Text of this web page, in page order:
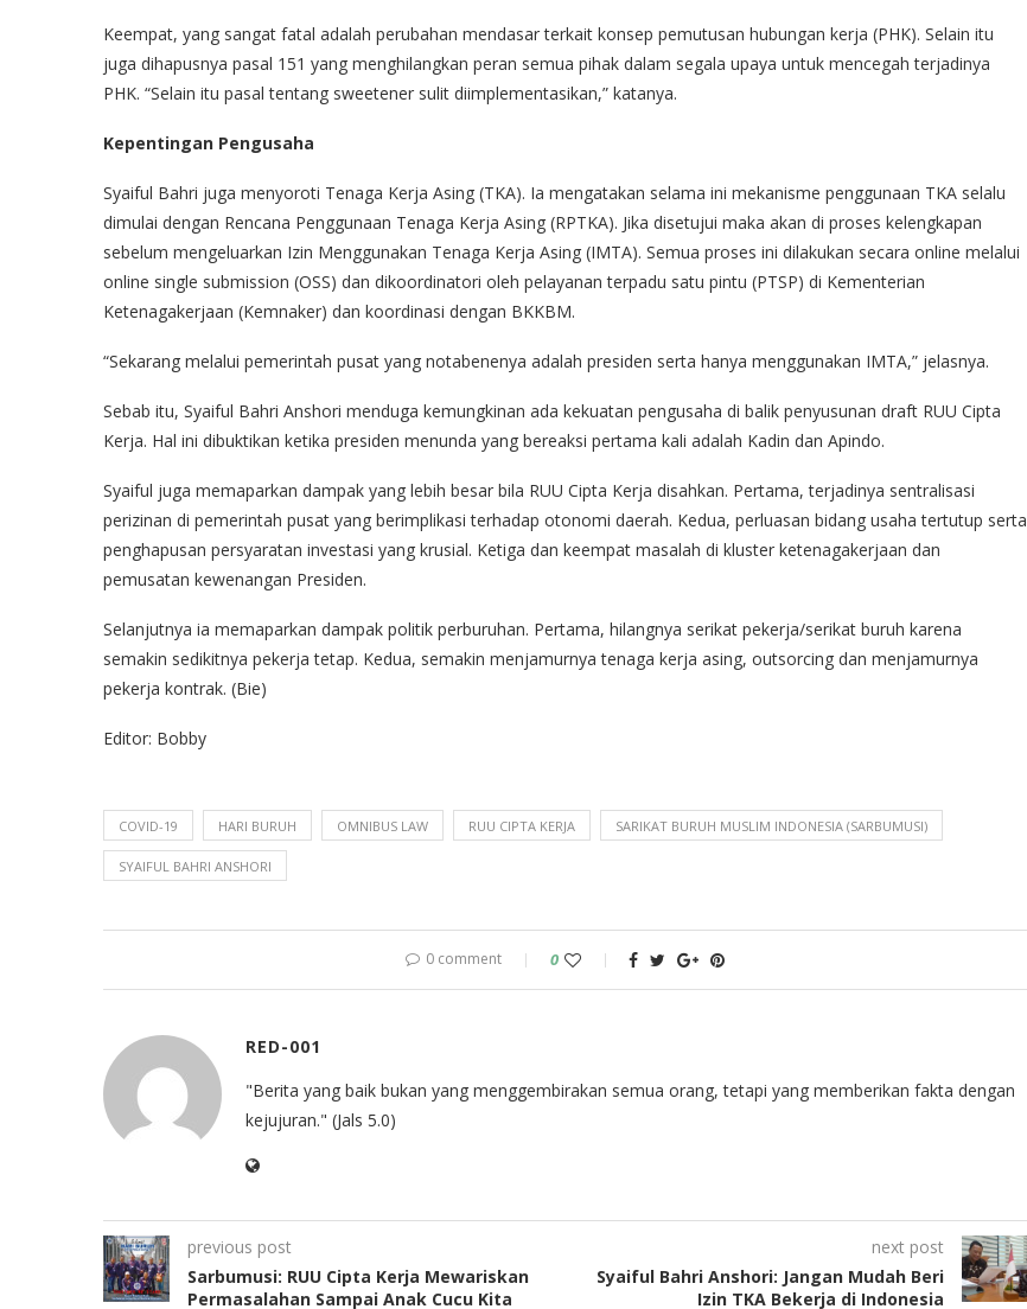
Keempat, yang sangat fatal adalah perubahan mendasar terkait konsep pemutusan hubungan kerja (PHK). Selain itu
juga dihapusnya pasal 151 yang menghilangkan peran semua pihak dalam segala upaya untuk mencegah terjadinya
PHK. “Selain itu pasal tentang sweetener sulit diimplementasikan,” katanya.
Kepentingan Pengusaha
Syaiful Bahri juga menyoroti Tenaga Kerja Asing (TKA). Ia mengatakan selama ini mekanisme penggunaan TKA selalu
dimulai dengan Rencana Penggunaan Tenaga Kerja Asing (RPTKA). Jika disetujui maka akan di proses kelengkapan
sebelum mengeluarkan Izin Menggunakan Tenaga Kerja Asing (IMTA). Semua proses ini dilakukan secara online melalui
online single submission (OSS) dan dikoordinatori oleh pelayanan terpadu satu pintu (PTSP) di Kementerian
Ketenagakerjaan (Kemnaker) dan koordinasi dengan BKKBM.
“Sekarang melalui pemerintah pusat yang notabenenya adalah presiden serta hanya menggunakan IMTA,” jelasnya.
Sebab itu, Syaiful Bahri Anshori‎ menduga kemungkinan ada kekuatan pengusaha di balik penyusunan draft RUU Cipta
Kerja. Hal ini dibuktikan ketika presiden menunda yang bereaksi pertama kali adalah Kadin dan Apindo.
Syaiful juga memaparkan dampak yang lebih besar bila RUU Cipta Kerja disahkan. Pertama, terjadinya sentralisasi
perizinan di pemerintah pusat yang berimplikasi terhadap otonomi daerah. Kedua, perluasan bidang usaha tertutup serta
penghapusan persyaratan investasi yang krusial. Ketiga dan keempat masalah di kluster ketenagakerjaan dan
pemusatan kewenangan Presiden.
Selanjutnya ia memaparkan dampak politik perburuhan. Pertama, hilangnya serikat pekerja/serikat buruh karena
semakin sedikitnya pekerja tetap. Kedua, semakin menjamurnya tenaga kerja asing, outsorcing dan menjamurnya
pekerja kontrak. (Bie)
Editor: Bobby
COVID-19 HARI BURUH OMNIBUS LAW RUU CIPTA KERJA SARIKAT BURUH MUSLIM INDONESIA (SARBUMUSI)
SYAIFUL BAHRI ANSHORI
0 comment 0
RED-001
"Berita yang baik bukan yang menggembirakan semua orang, tetapi yang memberikan fakta dengan
kejujuran." (Jals 5.0)
previous post
Sarbumusi: RUU Cipta Kerja Mewariskan
Permasalahan Sampai Anak Cucu Kita
next post
Syaiful Bahri Anshori: Jangan Mudah Beri
Izin TKA Bekerja di Indonesia